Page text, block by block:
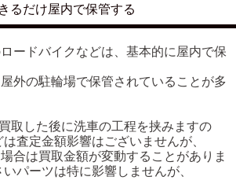
るだけ屋内で保管する
ードバイクなどは、基本的に屋内で保
外の駐輪場で保管されていることが多
取した後に洗車の工程を挟みますの
査定金額影響はございませんが、
合は買取金額が変動することがありま
パーツは特に影響しませんが、